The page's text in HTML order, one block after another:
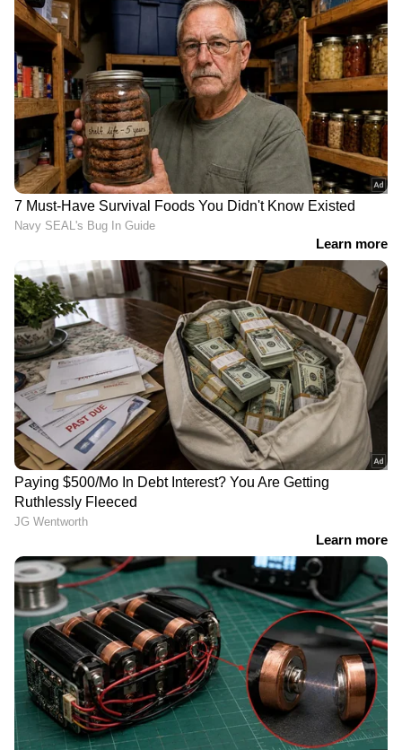
2018 ആഗസ്റ്റിലാണ് ഭീമ കൊറേഗാവ് കേസില്‍
വരവര റാവു അറസ്ററിലാകുന്നത്. ഭീമാ
കൊറേഗാവ് കേസിൽ അമേരിക്കൻ
മാഗസീനായ വയേഡ് കഴിഞ്ഞയിടയ്ക്ക് വൻ
വെളിപ്പെടുത്തൽ നടത്തിയിരുന്നു.
കുറ്റാരോപിതർക്കെതിരായ ഡിജിറ്റൽ
തെളിവുകൾ പൂനെ പൊലീസ് തന്നെ
കെട്ടിച്ചമച്ചതാണെന്ന് അമേരിക്കയിലെ
സൈബർ ഏജൻസികൾ
കണ്ടെത്തിയതായായിരുന്നു വെളിപ്പെടുത്തൽ.
അടക്കമുള്ളവർക്കെതിരെ ഡിജിറ്റൽ
തെളിവുകൾ മാത്രമാണ് ഉള്ളതെന്നിരിക്കെ
നിർണായകമാണ് പുതിയ വിവരങ്ങൾ.
മനുഷ്യാവകാശ പ്രവർത്തകരെ വേട്ടയാടാൻ
എങ്ങനെയാണ് ഭരണകൂടം സൈബർ
കുറ്റകൃത്യം നടത്തുന്നതെന്ന